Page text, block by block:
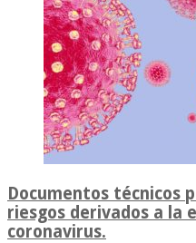
Documentos técnicos
riesgos derivados a la
coronavirus.